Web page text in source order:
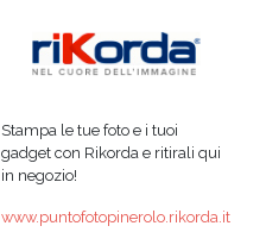
Stampa le tue foto e i tuoi
gadget con Rikorda e ritirali qui
in negozio!
www.puntofotopinerolo.rikorda.it